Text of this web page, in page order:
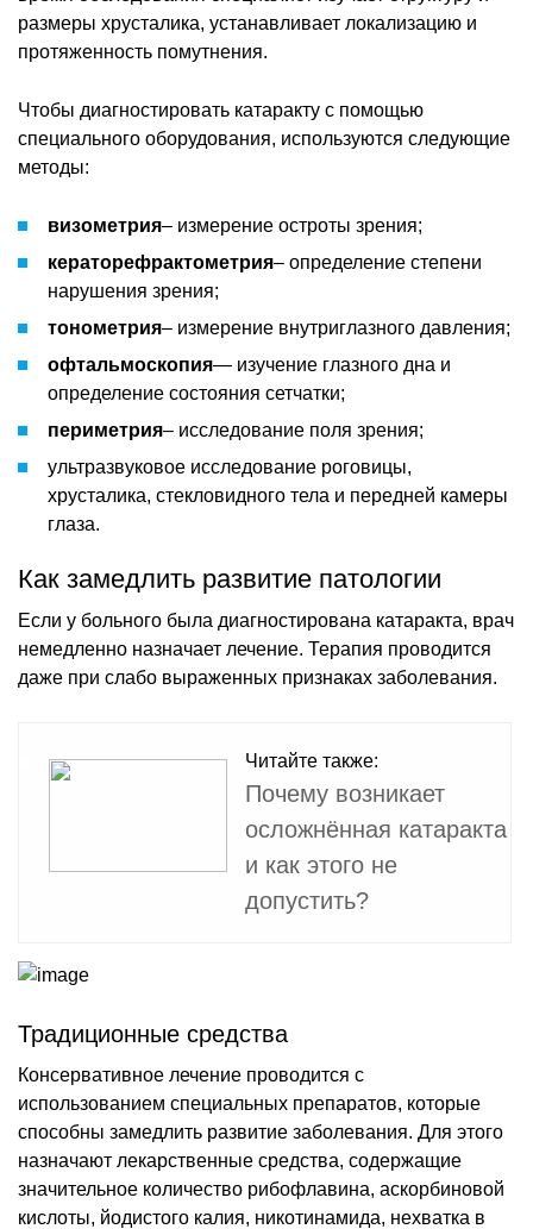
размеры хрусталика, устанавливает локализацию и
протяженность помутнения.
Чтобы диагностировать катаракту с помощью
специального оборудования, используются следующие
методы:
визометрия– измерение остроты зрения;
кераторефрактометрия– определение степени
нарушения зрения;
тонометрия– измерение внутриглазного давления;
офтальмоскопия— изучение глазного дна и
определение состояния сетчатки;
периметрия– исследование поля зрения;
ультразвуковое исследование роговицы,
хрусталика, стекловидного тела и передней камеры
глаза.
Как замедлить развитие патологии
Если у больного была диагностирована катаракта, врач
немедленно назначает лечение. Терапия проводится
даже при слабо выраженных признаках заболевания.
Читайте также:
Почему возникает
осложнённая катаракта
и как этого не
допустить?
Традиционные средства
Консервативное лечение проводится с
использованием специальных препаратов, которые
способны замедлить развитие заболевания. Для этого
назначают лекарственные средства, содержащие
значительное количество рибофлавина, аскорбиновой
кислоты, йодистого калия, никотинамида, нехватка в